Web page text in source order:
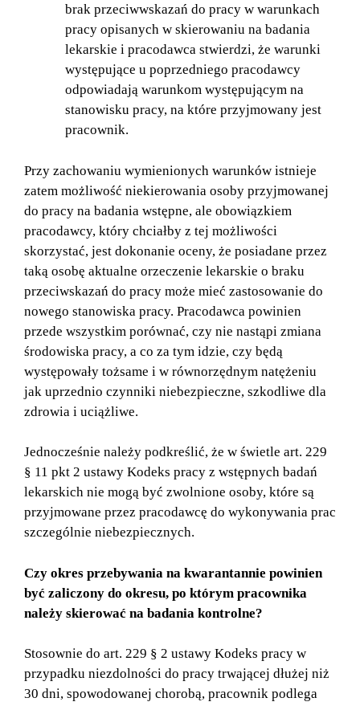
brak przeciwwskazań do pracy w warunkach
pracy opisanych w skierowaniu na badania
lekarskie i pracodawca stwierdzi, że warunki
występujące u poprzedniego pracodawcy
odpowiadają warunkom występującym na
stanowisku pracy, na które przyjmowany jest
pracownik.
Przy zachowaniu wymienionych warunków istnieje
zatem możliwość niekierowania osoby przyjmowanej
do pracy na badania wstępne, ale obowiązkiem
pracodawcy, który chciałby z tej możliwości
skorzystać, jest dokonanie oceny, że posiadane przez
taką osobę aktualne orzeczenie lekarskie o braku
przeciwskazań do pracy może mieć zastosowanie do
nowego stanowiska pracy. Pracodawca powinien
przede wszystkim porównać, czy nie nastąpi zmiana
środowiska pracy, a co za tym idzie, czy będą
występowały tożsame i w równorzędnym natężeniu
jak uprzednio czynniki niebezpieczne, szkodliwe dla
zdrowia i uciążliwe.
Jednocześnie należy podkreślić, że w świetle art. 229
§ 11 pkt 2 ustawy Kodeks pracy z wstępnych badań
lekarskich nie mogą być zwolnione osoby, które są
przyjmowane przez pracodawcę do wykonywania prac
szczególnie niebezpiecznych.
Czy okres przebywania na kwarantannie powinien
być zaliczony do okresu, po którym pracownika
należy skierować na badania kontrolne?
Stosownie do art. 229 § 2 ustawy Kodeks pracy w
przypadku niezdolności do pracy trwającej dłużej niż
30 dni, spowodowanej chorobą, pracownik podlega